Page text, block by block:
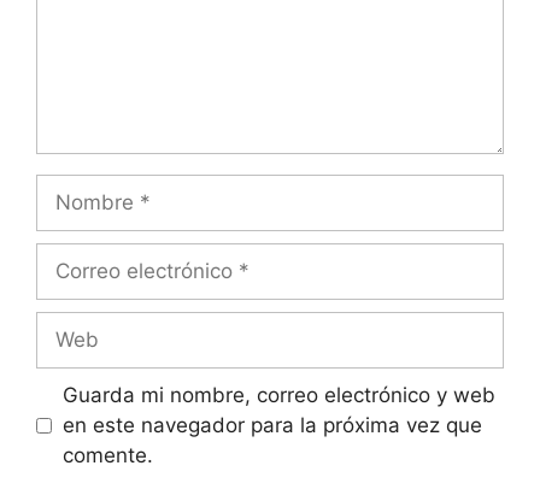
Nombre
Correo
Web
Guarda mi nombre, correo electrónico y web
en este navegador para la próxima vez que
comente.